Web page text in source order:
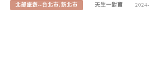
北部旅遊--台北市.新北市 天生一對寶